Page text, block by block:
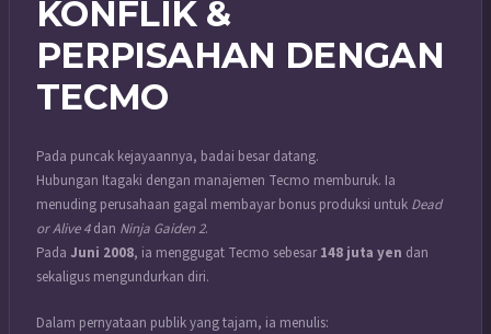
KONFLIK &
PERPISAHAN DENGAN
TECMO
Pada puncak kejayaannya, badai besar datang.
Hubungan Itagaki dengan manajemen Tecmo memburuk. Ia
menuding perusahaan gagal membayar bonus produksi untuk Dead
or Alive 4dan Ninja Gaiden 2.
Pada Juni 2008, ia menggugat Tecmo sebesar148 juta yen dan
sekaligus mengundurkan diri.
Dalam pernyataan publik yang tajam, ia menulis: